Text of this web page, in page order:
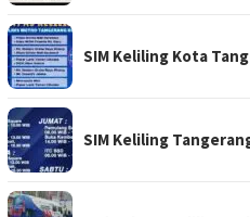
SIM Keliling Kota
SIM Keliling